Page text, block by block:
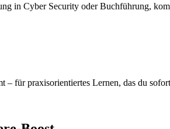
in Cyber Security oder Buchführung,
für praxisorientiertes Lernen, das du